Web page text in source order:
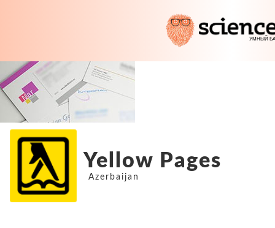
Yellow Pages
Azerbaijan